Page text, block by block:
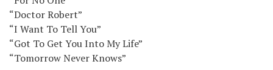
“Doctor Robert”
“I Want To Tell You”
“Got To Get You Into My Life”
“Tomorrow Never Knows”